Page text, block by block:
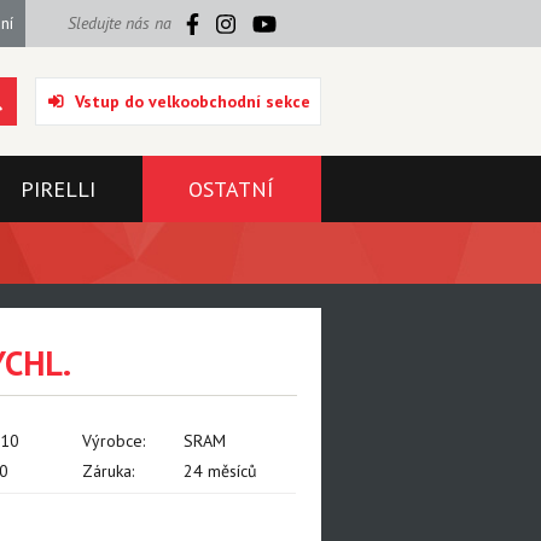
Sledujte nás na
Vstup do velkoobchodní sekce
PIRELLI OSTATNÍ
Výrobce:
SRAM
Záruka: 24 měsíců